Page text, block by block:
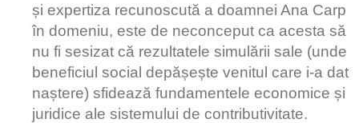
și expertiza recunoscută a doamnei Ana Carp
în domeniu, este de neconceput ca acesta să
nu fi sesizat că rezultatele simulării sale (unde
beneficiul social depășește venitul care i-a dat
naștere) sfidează fundamentele economice și
juridice ale sistemului de contributivitate.